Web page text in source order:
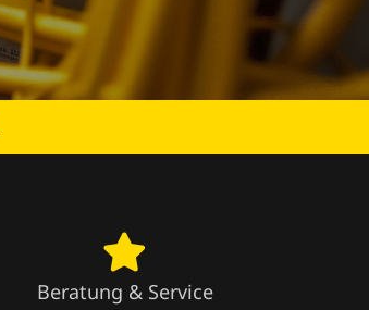
Beratung & Service